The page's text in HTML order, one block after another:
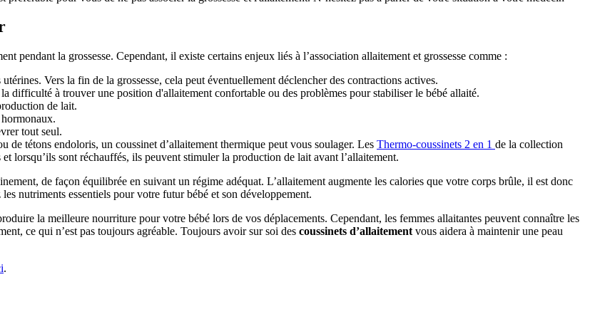
pendant la grossesse. Cependant, il existe certains enjeux liés à l’association allaitement et grossesse comme :
Vers la fin de la grossesse, cela peut éventuellement déclencher des contractions actives.
difficulté à trouver une position d'allaitement confortable ou des problèmes pour stabiliser le bébé allaité.
de lait.
tout seul.
tétons endoloris, un coussinet d’allaitement thermique peut vous soulager. Les Thermo-coussinets 2 en 1 de la collection
lorsqu’ils sont réchauffés, ils peuvent stimuler la production de lait avant l’allaitement.
de façon équilibrée en suivant un régime adéquat. L’allaitement augmente les calories que votre corps brûle, il est donc
nutriments essentiels pour votre futur bébé et son développement.
la meilleure nourriture pour votre bébé lors de vos déplacements. Cependant, les femmes allaitantes peuvent connaître les
ce qui n’est pas toujours agréable. Toujours avoir sur soi des coussinets d’allaitement vous aidera à maintenir une peau
.